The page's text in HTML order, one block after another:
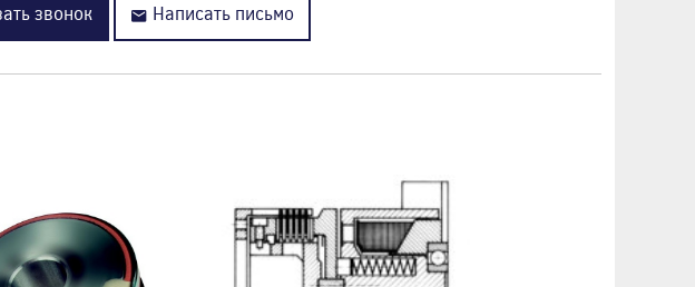
звонок Написать письмо